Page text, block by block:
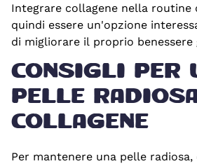
Integrare collagene nella routine
quindi essere un'opzione
di migliorare il proprio benessere
CONSIGLI PER
PELLE
COLLAGENE
Per mantenere una pelle